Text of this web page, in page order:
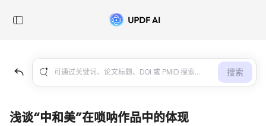
搜索
浅谈“中和美”在唢呐作品中的体现